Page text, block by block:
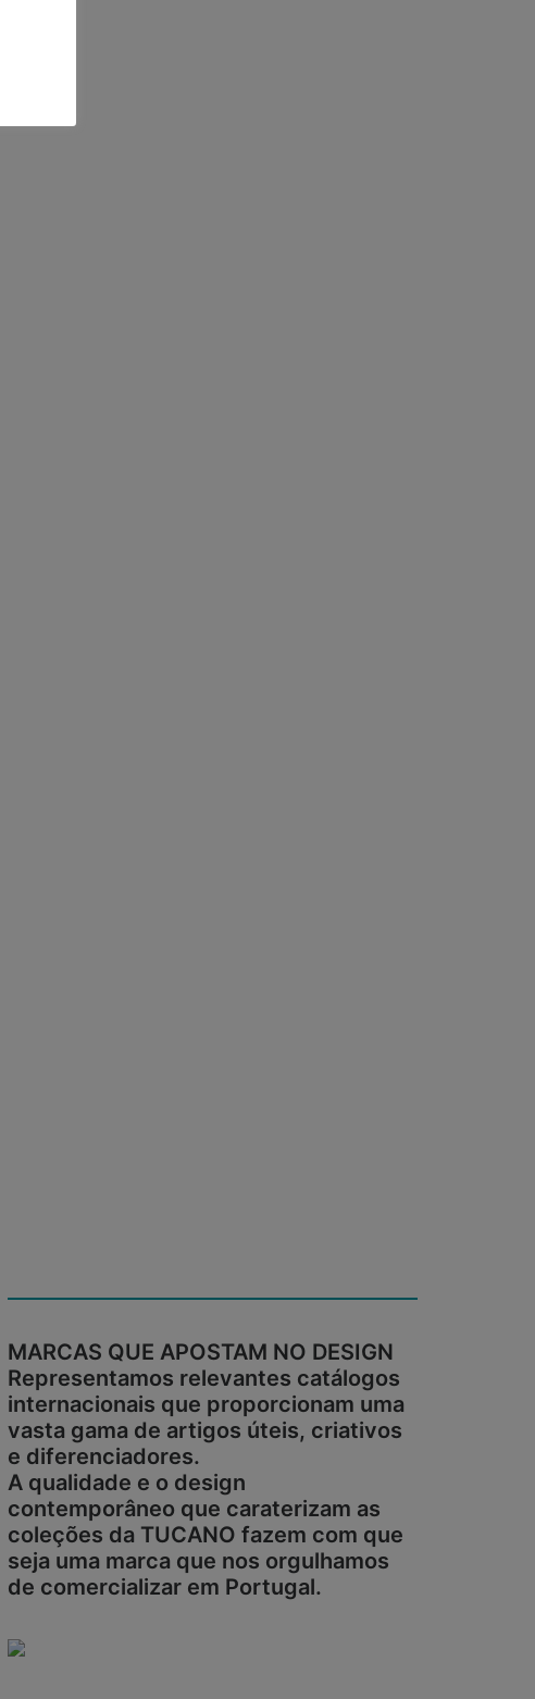
MARCAS QUE APOSTAM NO DESIGN
Representamos relevantes catálogos
internacionais que proporcionam uma
vasta gama de artigos úteis, criativos
e diferenciadores.
A qualidade e o design
contemporâneo que caraterizam as
coleções da TUCANO fazem com que
seja uma marca que nos orgulhamos
de comercializar em Portugal.